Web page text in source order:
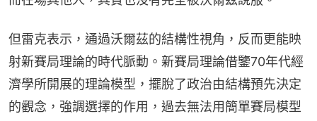
但雷克表示，通過沃爾茲的結構性視角，反而更能映
射新賽局理論的時代脈動。新賽局理論借鑒70年代經
濟學所開展的理論模型，擺脫了政治由結構預先決定
的觀念，強調選擇的作用，過去無法用簡單賽局模型